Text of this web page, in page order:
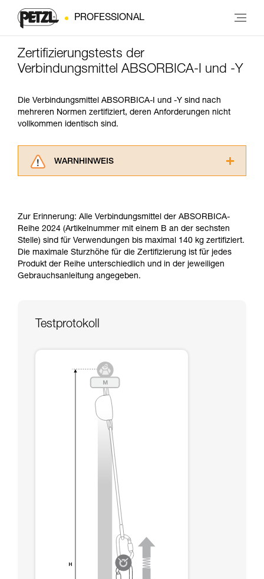
PROFESSIONAL
Zertifizierungstests der
Verbindungsmittel ABSORBICA-I und -Y
Die Verbindungsmittel ABSORBICA-I und -Y sind nach
mehreren Normen zertifiziert, deren Anforderungen nicht
vollkommen identisch sind.
WARNHINWEIS
ziehen. Um diese Zusatzinformationen
verstehen zu können, müssen Sie zuerst die in
der Gebrauchsanweisung enthaltenen
Informationen richtig verstanden haben.
Die Beherrschung dieser Techniken setzt eine
entsprechende Ausbildung und ein spezielles
Sie ihn eigenständig durchführen.
verbundenen Techniken. Möglicherweise gibt es
noch andere Techniken, die hier nicht
beschrieben werden.
Zur Erinnerung: Alle Verbindungsmittel der ABSORBICA-
Reihe 2024 (Artikelnummer mit einem B an der sechsten
Stelle) sind für Verwendungen bis maximal 140 kg zertifiziert.
Die maximale Sturzhöhe für die Zertifizierung ist für jedes
Produkt der Reihe unterschiedlich und in der jeweiligen
Gebrauchsanleitung angegeben.
Testprotokoll